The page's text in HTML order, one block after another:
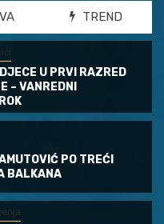
TREND
U PRVI RAZRED
– VANREDNI
PO TREĆI
BALKANA